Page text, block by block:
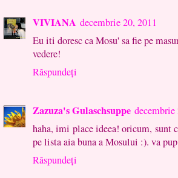
VIVIANA decembrie 20, 2011
Eu iti doresc ca Mosu' sa fie pe
vedere!
Răspundeți
Zazuza's Gulaschsuppe decembrie
haha, imi place ideea! oricum, sunt
pe lista aia buna a Mosului :). va
Răspundeți